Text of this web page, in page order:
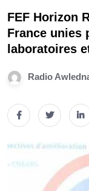
FEF Horizon
France unies
laboratoires
Radio